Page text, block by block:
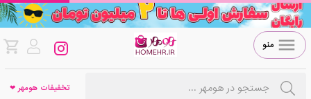
منو
تخفیفات هومهر ❤